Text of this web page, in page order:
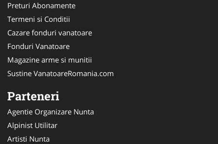
Preturi Abonamente
Termeni si Conditii
Cazare fonduri vanatoare
Fonduri Vanatoare
Magazine arme si munitii
Sustine VanatoareRomania.com
Parteneri
Agentie Organizare Nunta
Alpinist Utilitar
Artisti Nunta